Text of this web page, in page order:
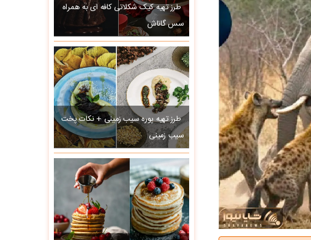
طرز تهیه کیک شکلاتی کافه ای به همراه
سس گاناش
طرز تهیه پوره سیب زمینی + نکات پخت
سیب زمینی